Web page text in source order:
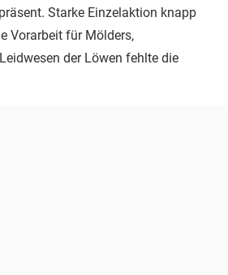
Starke Einzelaktion knapp
Vorarbeit für Mölders,
der Löwen fehlte die